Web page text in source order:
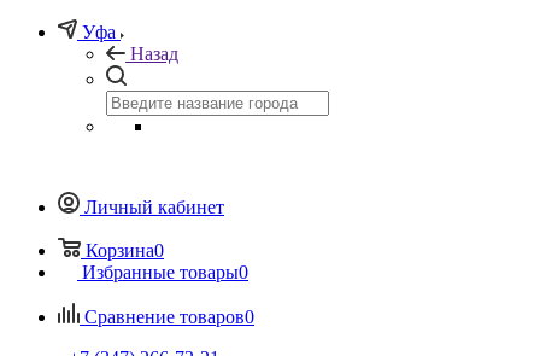
Уфа
Назад
Личный кабинет
Корзина0
Избранные товары0
Сравнение товаров0